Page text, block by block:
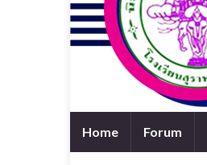
Home Forum